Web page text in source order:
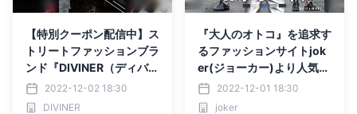
【特別クーポン配信中】ス
トリートファッションブラ
ンド『DIVINER（ディバイ
ナー）』アプリが12月01
日よりリニューアル
2022-12-02 18:30
DIVINER
『大人のオトコ』を追求す
るファッションサイトjok
er(ジョーカー)より人気ア
イテム4点が12月1日に再
入荷！
2022-12-01 18:30
joker